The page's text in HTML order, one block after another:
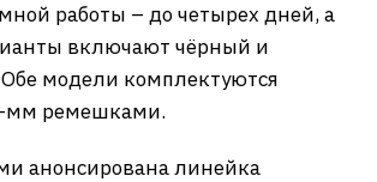
работы – до четырех дней, а
включают чёрный и
модели комплектуются
мм ремешками.
анонсирована линейка